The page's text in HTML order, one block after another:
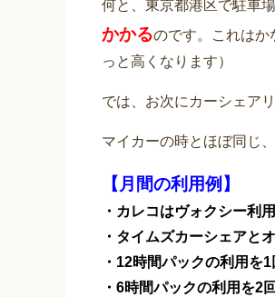
何と、東京都港区で駐車
かかるのです。これはか
っと高くなります）
では、お次にカーシェア
マイカーの時とほぼ同じ
【月間の利用例】
・カレコはヴォクシー利
・タイムズカーシェアと
・12時間パックの利用を1
・6時間パックの利用を2回